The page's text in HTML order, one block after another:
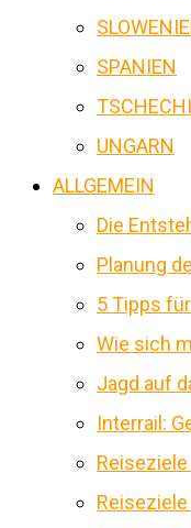
SPANIEN
UNGARN
ALLGEMEIN
Die
Planung
5 Tipps
Wie sich
Jagd auf
Interrail: